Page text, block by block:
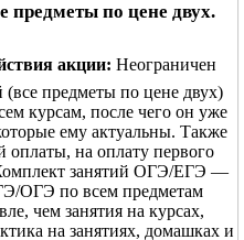
по цене двух.
акции: Неограничен
(все предметы по цене двух)
курсам, после чего он уже
ему актуальны. Также
оплаты, на оплату первого
занятий ОГЭ/ЕГЭ —
ОГЭ по всем предметам
чем занятия на курсах,
на занятиях, домашках и